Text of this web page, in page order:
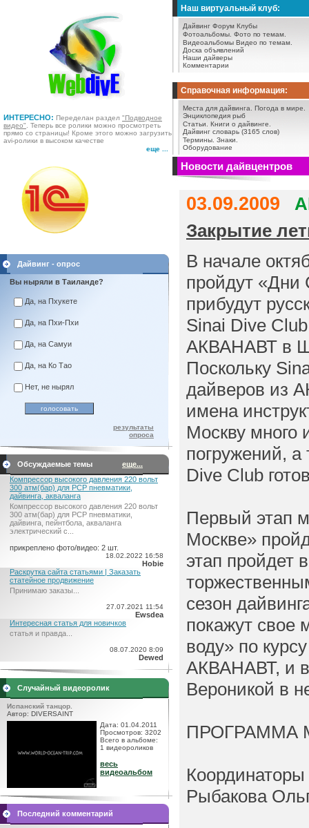
ИНТЕРЕСНО: Переделан раздел "Подводное
видео" . Теперь все ролики можно просмотреть
прямо со страницы! Кроме этого можно загрузить
avi-ролики в высоком качестве
еще ...
Наш виртуальный клуб:
Дайвинг Форум Клубы
Фотоальбомы. Фото по темам.
Видеоальбомы Видео по темам.
Доска объявлений
Наши дайверы
Комментарии
Справочная информация:
Места для дайвинга.
Погода в мире.
Энциклопедия рыб
Статьи.
Книги о дайвинге.
Дайвинг словарь (3165 слов)
Термины. Знаки.
Оборудование
Дайвинг - опрос
Вы ныряли в Таиланде?
Да, на Пхукете
Да, на Пхи-Пхи
Да, на Самуи
Да, на Ко Тао
Нет, не нырял
результаты
опроса
Обсуждаемые темы
еще...
Компрессор высокого давления 220 вольт
300 атм(бар) для PCP пневматики,
дайвинга, акваланга
Компрессор высокого давления 220 вольт
300 атм(бар) для PCP пневматики,
дайвинга, пейнтбола, акваланга
электрический c...
прикреплено фото/видео: 2 шт.
18.02.2022 16:58
Hobie
Раскрутка сайта статьями | Заказать
статейное продвижение
Принимаю заказы...
27.07.2021 11:54
Ewsdea
Интересная статья для новичков
статья и правда...
08.07.2020 8:09
Dewed
Случайный видеоролик
Испанский танцор.
Автор: DIVERSAINT
Дата: 01.04.2011
Просмотров: 3202
Всего в альбоме:
1 видеороликов
весь
видеоальбом
Последний комментарий
Новости дайвцентров
03.09.2009
Закрытие
В начале
пройдут «Дни
прибудут
Sinai Dive
АКВАНАВТ в
Поскольку
дайверов из
имена
Москву много
погружений,
Dive Club
Первый этап
Москве»
этап пройдет
сезон
покажут свое
воду» по
АКВАНАВТ, и
Вероникой в
ПРОГРАММА
Рыбакова